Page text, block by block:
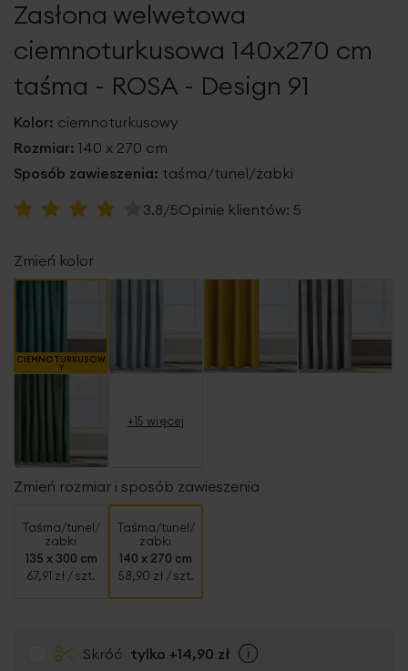
galerii
Zasłona welwetowa
ciemnoturkusowa 140x270 cm
taśma - ROSA - Design 91
Kolor: ciemnoturkusowy
Rozmiar: 140 x 270 cm
Sposób zawieszenia: taśma/tunel/żabki
Ocena:
3.8/5Opinie klientów: 5
Zmień kolor
CIEMNOTURKUSOW
Y
+15 więcej
Zmień rozmiar i sposób zawieszenia
Taśma/tunel/
żabki
135 x 300 cm
67,91 zł / szt.
Taśma/tunel/
żabki
140 x 270 cm
58,90 zł / szt.
Skróć tylko +14,90 zł